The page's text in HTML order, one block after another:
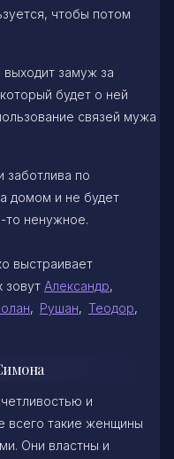
чтобы потом
замуж за
будет о ней
связей мужа
заботлива по
домом и не будет
то ненужное.
выстраивает
зовут Александр,
, Рушан, Теодор,
и
всего такие женщины
Они властны и